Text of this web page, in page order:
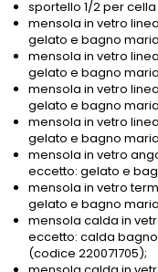
sportello 1/2 per
mensola in vetro
gelato e bagno
mensola in vetro
gelato e bagno
mensola in vetro
gelato e bagno
mensola in vetro
gelato e bagno
mensola in vetro
eccetto: gelato e
mensola in vetro
gelato e bagno
mensola calda in
eccetto: calda
(codice 220071705);